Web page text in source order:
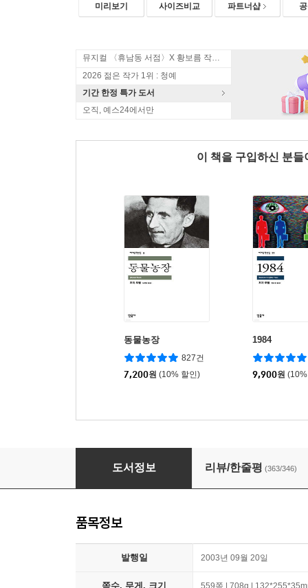
미리보기 사이즈비교 파트너샵
뮤지컬 〈휴남동 서점〉X 황보름 작가 북토크
2026 젊은 작가 1위 : 청예
기간 한정 특가 도서
오직, 예스24에서만
이 책을 구입하신 분
동물농장
827건
7,200원 (10% 할인)
1984
9,900원
오만과 편견
도서정보 리뷰/한줄평 (363/346)
품목정보
발행일 2003년 09월 20일
쪽수, 무게, 크기 559쪽 | 708g |